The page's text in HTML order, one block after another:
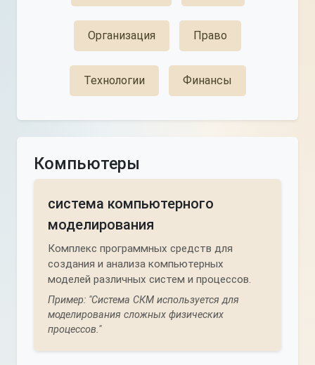
Организация Право
Технологии Финансы
Компьютеры
система компьютерного
моделирования
Комплекс программных средств для
создания и анализа компьютерных
моделей различных систем и процессов.
Пример: "Система СКМ используется для
моделирования сложных физических
процессов."